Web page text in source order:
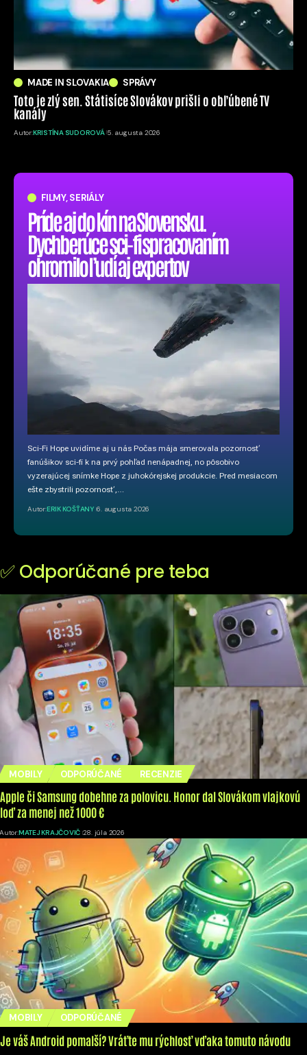
FILMY, SERIÁLY
Príde aj do kín na Slovensku.
Dychberúce sci-fi spracovaním
ohromilo ľudí aj expertov
Sci-Fi Hope uvidíme aj u nás Počas mája smerovala pozornosť
fanúšikov sci-fi k na prvý pohľad nenápadnej, no pôsobivo
vyzerajúcej snímke Hope z juhokórejskej produkcie. Pred mesiacom
ešte zbystrili pozornosť,…
Autor:ERIK KOŠŤANY 6. augusta 2026
MADE IN SLOVAKIA SPRÁVY
Toto je zlý sen. Státisíce Slovákov prišli o obľúbené TV
kanály
Autor:KRISTÍNA SUDOROVÁ 5. augusta 2026
✅ Odporúčané pre teba
MOBILY ODPORÚČANÉ RECENZIE
Apple či Samsung dobehne za polovicu. Honor dal Slovákom vlajkovú
loď za menej než 1000 €
Autor:MATEJ KRAJČOVIČ 28. júla 2026
MOBILY ODPORÚČANÉ
Je váš Android pomalší? Vráťte mu rýchlosť vďaka tomuto návodu